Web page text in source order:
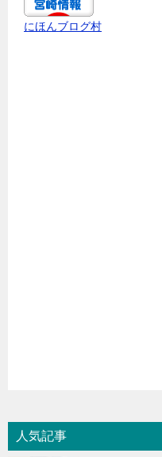
にほんブログ村
人気記事